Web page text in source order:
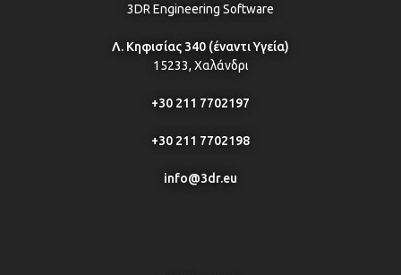
3DR Engineering Software
Λ. Κηφισίας 340 (έναντι Υγεία)
15233, Χαλάνδρι
+30 211 7702197
+30 211 7702198
info@3dr.eu